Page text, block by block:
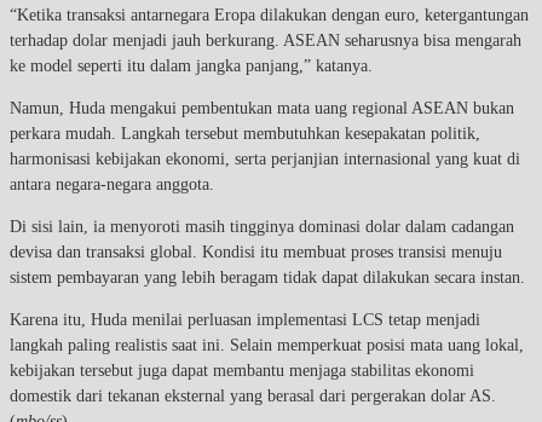
“Ketika transaksi antarnegara Eropa dilakukan dengan euro, ketergantungan
terhadap dolar menjadi jauh berkurang. ASEAN seharusnya bisa mengarah
ke model seperti itu dalam jangka panjang,” katanya.
Namun, Huda mengakui pembentukan mata uang regional ASEAN bukan
perkara mudah. Langkah tersebut membutuhkan kesepakatan politik,
harmonisasi kebijakan ekonomi, serta perjanjian internasional yang kuat di
antara negara-negara anggota.
Di sisi lain, ia menyoroti masih tingginya dominasi dolar dalam cadangan
devisa dan transaksi global. Kondisi itu membuat proses transisi menuju
sistem pembayaran yang lebih beragam tidak dapat dilakukan secara instan.
Karena itu, Huda menilai perluasan implementasi LCS tetap menjadi
langkah paling realistis saat ini. Selain memperkuat posisi mata uang lokal,
kebijakan tersebut juga dapat membantu menjaga stabilitas ekonomi
domestik dari tekanan eksternal yang berasal dari pergerakan dolar AS.